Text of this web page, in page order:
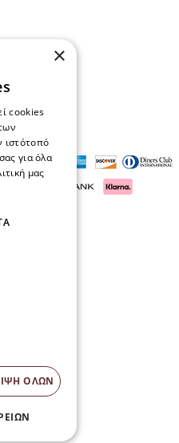
×
cookies
ιστότοπό
για όλα
μας
ΌΛΩΝ